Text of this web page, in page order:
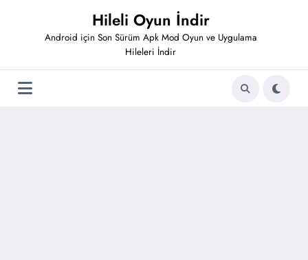
Hileli Oyun İndir
Android için Son Sürüm Apk Mod Oyun ve Uygulama
Hileleri İndir